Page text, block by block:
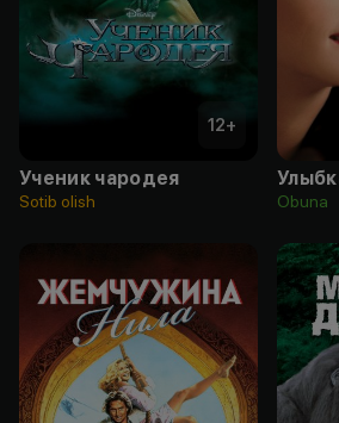
12+
Ученик чародея
Sotib olish Obuna